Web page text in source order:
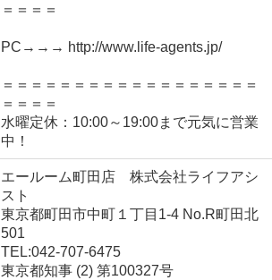
＝＝＝＝
PC→→→ http://www.life-agents.jp/
＝＝＝＝＝＝＝＝＝＝＝＝＝＝＝＝＝＝
＝＝＝＝
水曜定休：10:00～19:00まで元気に営業
中！
エールーム町田店 株式会社ライフアシ
スト
東京都町田市中町１丁目1-4 No.R町田北
501
TEL:042-707-6475
東京都知事 (2) 第100327号